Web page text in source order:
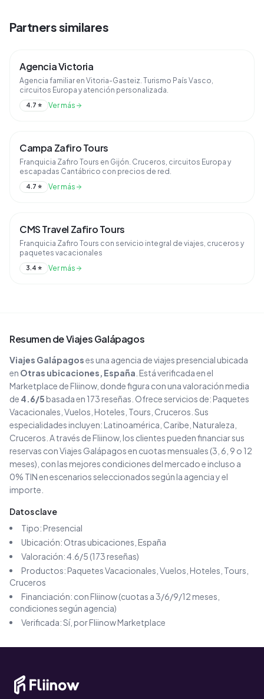
Partners similares
Agencia Victoria
Agencia familiar en Vitoria-Gasteiz. Turismo País Vasco,
circuitos Europa y atención personalizada.
4.7 ⭐ Ver más
Campa Zafiro Tours
Franquicia Zafiro Tours en Gijón. Cruceros, circuitos Europa y
escapadas Cantábrico con precios de red.
4.7 ⭐ Ver más
CMS Travel Zafiro Tours
Franquicia Zafiro Tours con servicio integral de viajes, cruceros y
paquetes vacacionales
3.4 ⭐ Ver más
Resumen deViajes Galápagos
Viajes Galápagoses una agencia de viajespresencialubicada
en Otras ubicaciones, España . Está verificada en el
Marketplace de Fliinow, donde figura con una valoración media
de 4.6/5basada en 173reseñas . Ofrece servicios de:Paquetes
Vacacionales, Vuelos, Hoteles, Tours, Cruceros Sus
especialidades incluyen:Latinoamérica, Caribe, Naturaleza,
Cruceros A través de Fliinow, los clientes pueden financiar sus
reservas conViajes Galápagosen cuotas mensuales (3, 6, 9 o 12
meses), con las mejores condiciones del mercado e incluso a
0% TIN en escenarios seleccionados según la agencia y el
importe.
Datos clave
Tipo:Presencial
Ubicación: Otras ubicaciones , España
Valoración:4.6/5 (173reseñas)
Productos:Paquetes Vacacionales, Vuelos, Hoteles, Tours,
Cruceros
Financiación: con Fliinow (cuotas a 3/6/9/12 meses,
condiciones según agencia)
Verificada: Sí, por Fliinow Marketplace